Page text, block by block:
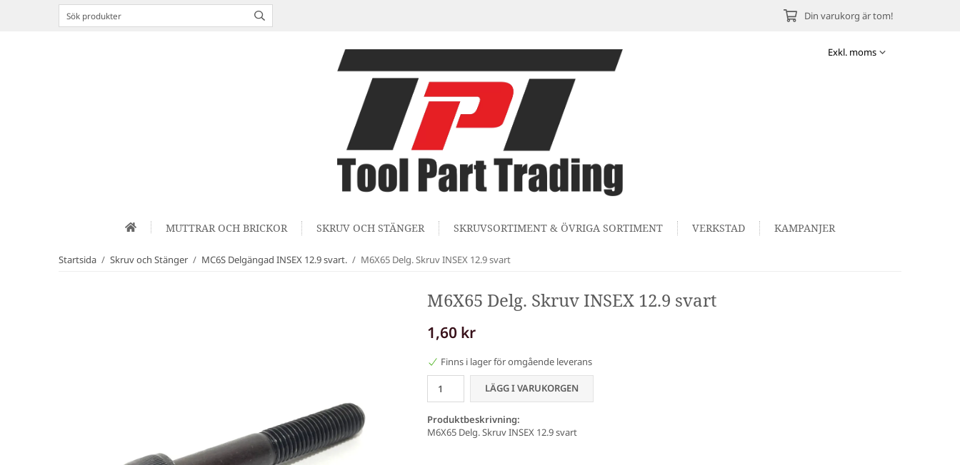
Din varukorg är tom!
MUTTRAR OCH BRICKOR SKRUV OCH STÄNGER SKRUVSORTIMENT & ÖVRIGA SORTIMENT VERKSTAD KAMPANJER
Startsida / Skruv och Stänger / MC6S Delgängad INSEX 12.9 svart. / M6X65 Delg. Skruv INSEX 12.9 svart
M6X65 Delg. Skruv INSEX 12.9 svart
1,60 kr
Finns i lager för omgående leverans
LÄGG I VARUKORGEN
Produktbeskrivning:
M6X65 Delg. Skruv INSEX 12.9 svart